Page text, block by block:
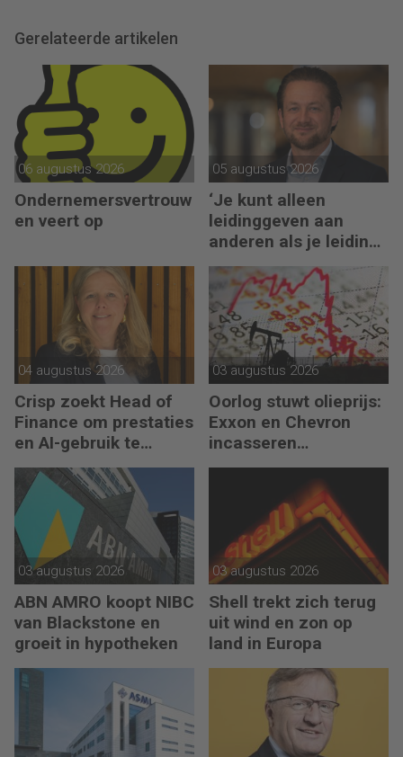
Gerelateerde artikelen
06 augustus 2026
Ondernemersvertrouw
en veert op
05 augustus 2026
‘Je kunt alleen
leidinggeven aan
anderen als je leiding
kunt geven aan jezelf’
04 augustus 2026
Crisp zoekt Head of
Finance om prestaties
en AI-gebruik te
versnellen
03 augustus 2026
Oorlog stuwt olieprijs:
Exxon en Chevron
incasseren
miljardenwinsten
03 augustus 2026
ABN AMRO koopt NIBC
van Blackstone en
groeit in hypotheken
03 augustus 2026
Shell trekt zich terug
uit wind en zon op
land in Europa